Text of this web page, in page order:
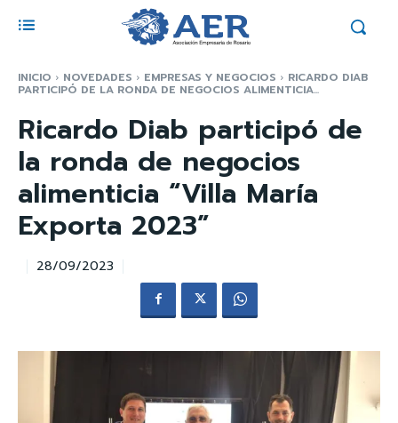
INICIO NOVEDADES EMPRESAS Y NEGOCIOS RICARDO DIAB
PARTICIPÓ DE LA RONDA DE NEGOCIOS ALIMENTICIA...
Ricardo Diab participó de
la ronda de negocios
alimenticia “Villa María
Exporta 2023”
28/09/2023